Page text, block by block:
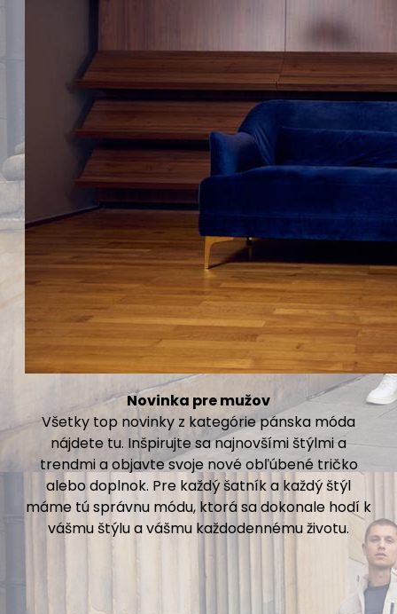
Novinka pre mužov
Všetky top novinky z kategórie pánska móda
nájdete tu. Inšpirujte sa najnovšími štýlmi a
trendmi a objavte svoje nové obľúbené tričko
alebo doplnok. Pre každý šatník a každý štýl
máme tú správnu módu, ktorá sa dokonale hodí k
vášmu štýlu a vášmu každodennému životu.